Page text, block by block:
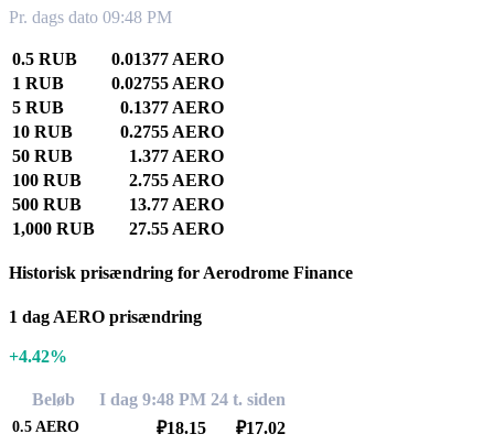
Pr. dags dato 09:48 PM
0.5 RUB
0.01377 AERO
1 RUB
0.02755 AERO
5 RUB
0.1377 AERO
10 RUB
0.2755 AERO
50 RUB
1.377 AERO
100 RUB
2.755 AERO
500 RUB
13.77 AERO
1,000 RUB
27.55 AERO
Historisk prisændring for Aerodrome Finance
1 dag AERO prisændring
+4.42%
Beløb I dag 9:48 PM 24 t. siden
0.5 AERO ₽18.15 ₽17.02